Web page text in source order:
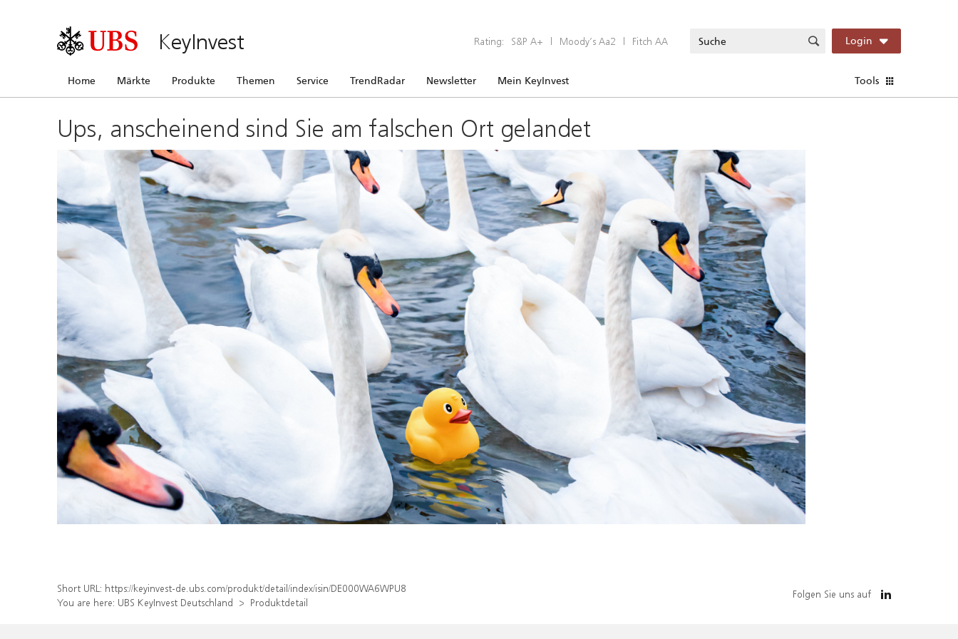
KeyInvest Rating: S&P A+ | Moody’s Aa2 | Fitch AA Login
Home Märkte Produkte Themen Service TrendRadar Newsletter Mein KeyInvest Tools
Ups, anscheinend sind Sie am falschen Ort gelandet
Short URL: https://keyinvest-de.ubs.com/produkt/detail/index/isin/DE000WA6WPU8
You are here: UBS KeyInvest Deutschland Produktdetail
Folgen Sie uns auf